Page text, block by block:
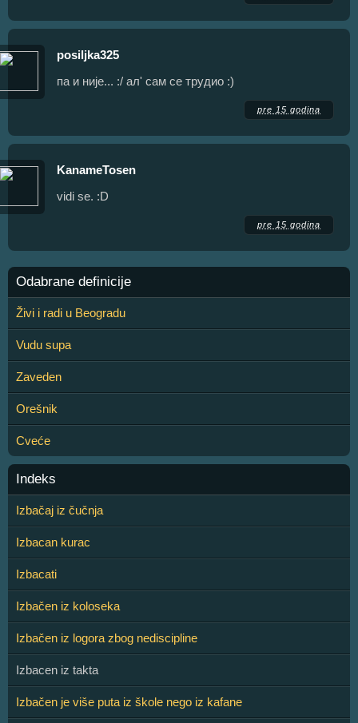
posiljka325
па и није... :/ ал' сам се трудио :)
pre 15 godina
KanameTosen
vidi se. :D
pre 15 godina
Odabrane definicije
Živi i radi u Beogradu
Vudu supa
Zaveden
Orešnik
Cveće
Indeks
Izbačaj iz čučnja
Izbacan kurac
Izbacati
Izbačen iz koloseka
Izbačen iz logora zbog nediscipline
Izbacen iz takta
Izbačen je više puta iz škole nego iz kafane